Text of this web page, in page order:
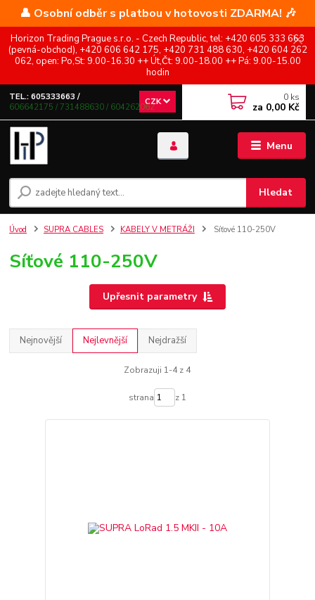
👤 Osobní odběr s platbou v hotovosti ZDARMA! 🎶
Horizon Trading Prague s.r.o. - Czech Republic, tel: +420 605 333 663
(pevná-obchod), +420 606 642 175, +420 731 488 630, +420 604 262
062, open: Po,St: 9.00-16.30 ++ Út,Čt: 9.00-18.00 ++ Pá: 9.00-15.00
hodin
Menu
CZK
Hledat
TEL.: 605333663 /
606642175 / 731488630 / 604262062
0 ks
za 0,00 Kč
Úvod SUPRA CABLES KABELY V METRÁŽI Síťové 110-250V
Síťové 110-250V
Upřesnit parametry
Nejnovější Nejlevnější Nejdražší
Zobrazuji 1-4 z 4
strana z 1